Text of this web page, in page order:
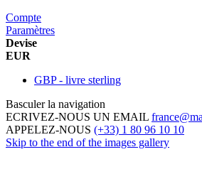
Compte
Paramètres
Devise
EUR
GBP - livre sterling
Basculer la navigation
ECRIVEZ-NOUS UN EMAIL
APPELEZ-NOUS (+33) 1 80 96 10 10
Skip to the end of the images gallery